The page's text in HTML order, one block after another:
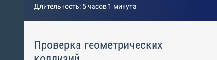
Длительность: 5 часов 1 минута
Проверка геометрических